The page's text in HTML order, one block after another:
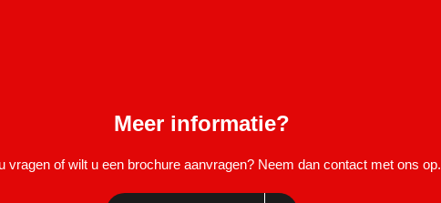
Meer informatie?
vragen of wilt u een brochure aanvragen? Neem dan contact met ons op.